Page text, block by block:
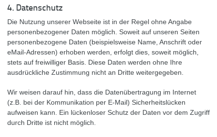
4. Datenschutz
Die Nutzung unserer Webseite ist in der Regel ohne Angabe
personenbezogener Daten möglich. Soweit auf unseren Seiten
personenbezogene Daten (beispielsweise Name, Anschrift oder
eMail-Adressen) erhoben werden, erfolgt dies, soweit möglich,
stets auf freiwilliger Basis. Diese Daten werden ohne Ihre
ausdrückliche Zustimmung nicht an Dritte weitergegeben.
Wir weisen darauf hin, dass die Datenübertragung im Internet
(z.B. bei der Kommunikation per E-Mail) Sicherheitslücken
aufweisen kann. Ein lückenloser Schutz der Daten vor dem Zugriff
durch Dritte ist nicht möglich.